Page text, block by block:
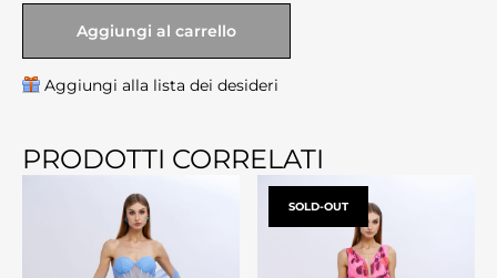
Aggiungi al carrello
Aggiungi alla lista dei desideri
PRODOTTI CORRELATI
SOLD-OUT